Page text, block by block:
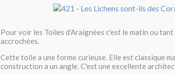
Pour voir les Toiles d'Araignées c'est le matin ou
accrochées.
Cette toile a une forme curieuse. Elle est classique
construction a un angle. C'est une excellente